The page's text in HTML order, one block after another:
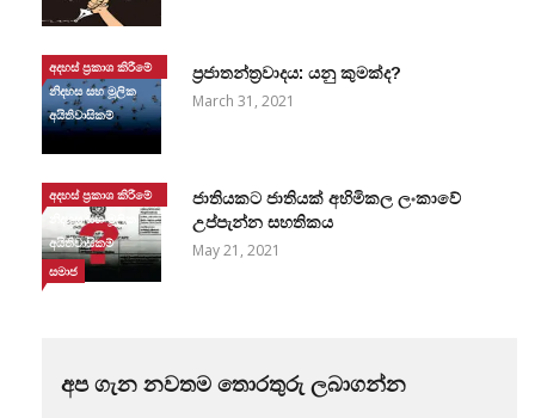
අදහස් ප්‍රකාශ කිරීමේ
නිදහස සහ මූලික
අයිතිවාසිකම්
ප්‍රජාතන්ත්‍රවාදය: යනු කුමක්ද?
March 31, 2021
අදහස් ප්‍රකාශ කිරීමේ
නිදහස සහ මූලික
අයිතිවාසිකම්
සමාජ
ජාතියකට ජාතියක් අහිමිකල ලංකාවේ
උප්පැන්න සහතිකය
May 21, 2021
අප ගැන නවතම තොරතුරු ලබාගන්න